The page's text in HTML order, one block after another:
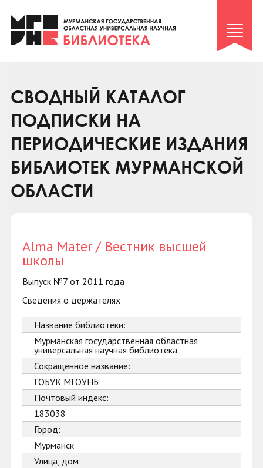
Клуб «Гиря и сельдерей»
Клуб «Семейный архив»
Коллегам
Контакты
СВОДНЫЙ КАТАЛОГ
ПОДПИСКИ НА
ПЕРИОДИЧЕСКИЕ ИЗДАНИЯ
БИБЛИОТЕК МУРМАНСКОЙ
ОБЛАСТИ
Alma Mater / Вестник высшей
школы
Выпуск №7 от 2011 года
Сведения о держателях
Название библиотеки:
Мурманская государственная областная
универсальная научная библиотека
Сокращенное название:
ГОБУК МГОУНБ
Почтовый индекс:
183038
Город:
Мурманск
Улица, дом: